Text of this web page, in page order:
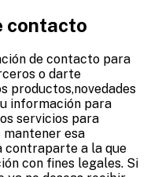
contacto
de contacto para
o darte
productos,novedades
información para
servicios para
esa
contraparte a la que
con fines legales. Si